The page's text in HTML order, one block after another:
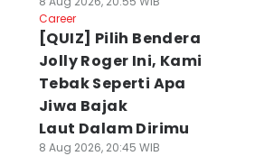
Career
[QUIZ] Pilih Bendera
Jolly Roger Ini, Kami
Tebak Seperti Apa
Jiwa Bajak
Laut Dalam Dirimu
8 Aug 2026, 20:45 WIB